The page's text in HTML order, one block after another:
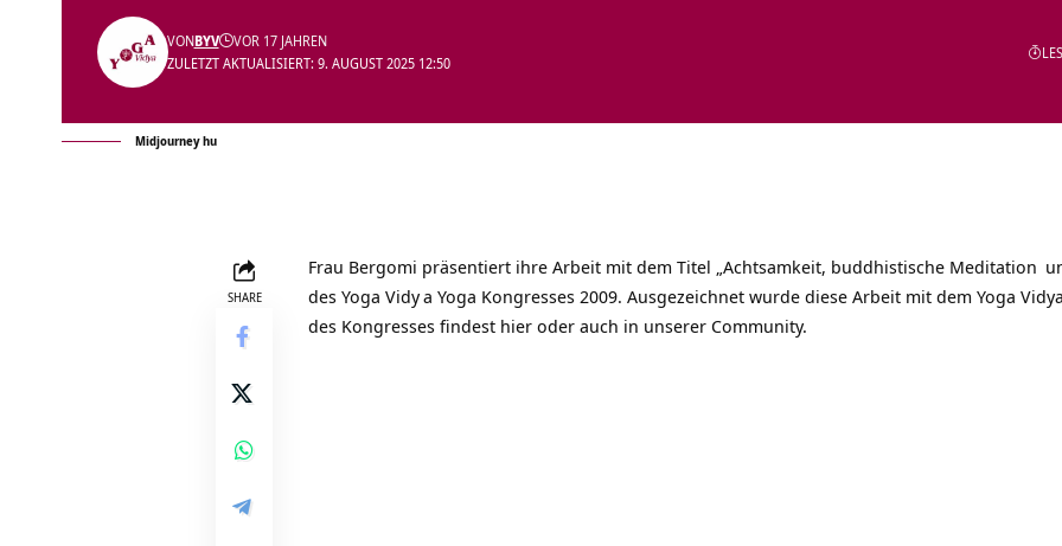
ZULETZT AKTUALISIERT: 9. AUGUST 2025 12:50
VONBYV VOR 17 JAHREN
Midjourney hu
SHARE
Frau Bergomi präsentiert ihre Arbeit mit dem Titel „Achtsamkeit, buddhistische Meditation
des Yoga Vidya Yoga Kongresses 2009. Ausgezeichnet wurde diese Arbeit mit dem Yoga
des Kongresses findest hier oder auch in unserer Community.